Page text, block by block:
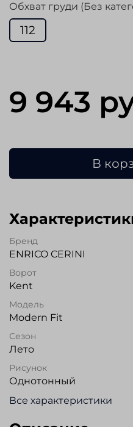
Обхват груди (Без
112
9 943
В
Бренд
ENRICO CERINI
Ворот
Kent
Модель
Modern Fit
Сезон
Лето
Рисунок
Однотонный
Все характеристики